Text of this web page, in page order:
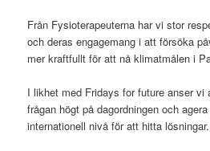
Från Fysioterapeuterna har vi stor
och deras engagemang i att försöka
mer kraftfullt för att nå klimatmålen i
I likhet med Fridays for future anser
frågan högt på dagordningen och
internationell nivå för att hitta